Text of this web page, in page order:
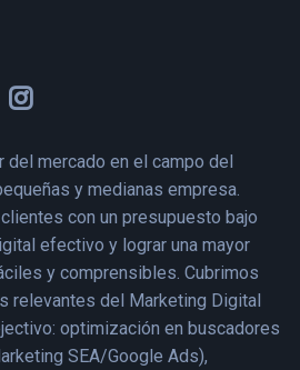
mercado en el campo del
y medianas empresa.
con un presupuesto bajo
efectivo y lograr una mayor
y comprensibles. Cubrimos
relevantes del Marketing Digital
optimización en buscadores
SEA/Google Ads),